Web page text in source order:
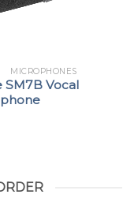
MICROPHONES
SM7B Vocal